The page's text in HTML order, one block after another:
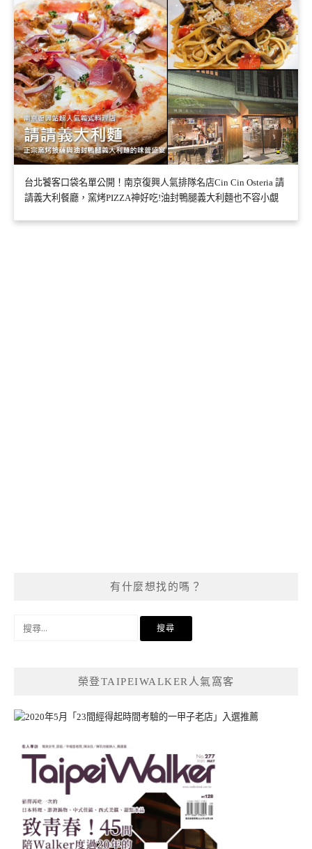
台北饕客口袋名單公開！南京復興人氣排隊名店Cin Cin Osteria 請
請義大利餐廳，窯烤PIZZA神好吃!油封鴨腿義大利麵也不容小覷
有什麼想找的嗎？
榮登TAIPEIWALKER人氣窩客